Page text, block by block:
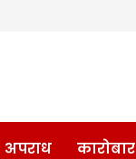
अपराध कारोबार